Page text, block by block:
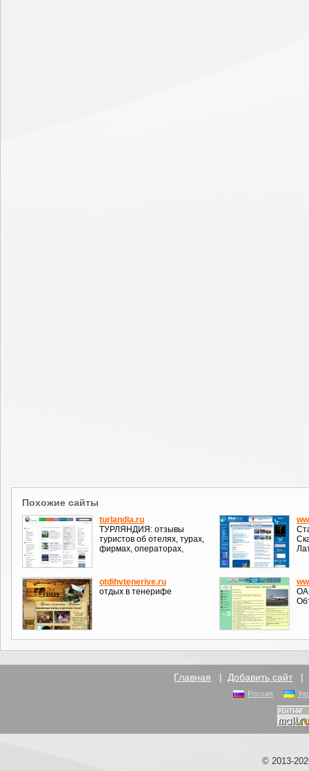
Похожие сайты
turlandia.ru
ТУРЛЯНДИЯ: отзывы
туристов об отелях, турах,
фирмах, операторах,
otdihvtenerive.ru
отдых в тенерифе
Главная | Добавить сайт |
Россия
© 2013-